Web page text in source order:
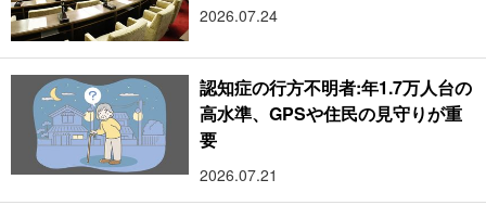
2026.07.24
認知症の行方不明者:年1.7万人台の
高水準、GPSや住民の見守りが重
要
2026.07.21